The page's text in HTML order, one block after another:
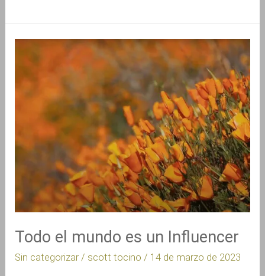
Todo el mundo es un Influencer
Sin categorizar / scott tocino/ 14 de marzo de 2023
mundo
es
Influencer